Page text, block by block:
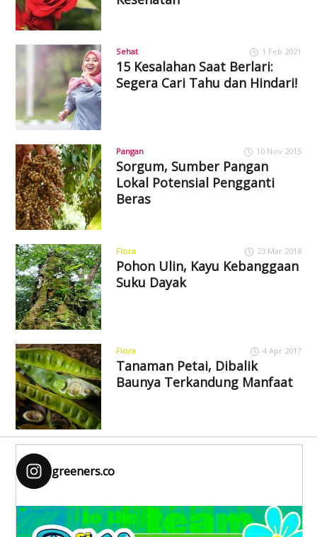
Sehat 1 Feb 2021
15 Kesalahan Saat Berlari:
Segera Cari Tahu dan Hindari!
Pangan 10 Nov 2015
Sorgum, Sumber Pangan
Lokal Potensial Pengganti
Beras
Flora 23 Mar 2018
Pohon Ulin, Kayu Kebanggaan
Suku Dayak
Flora 4 Apr 2017
Tanaman Petai, Dibalik
Baunya Terkandung Manfaat
greeners.co